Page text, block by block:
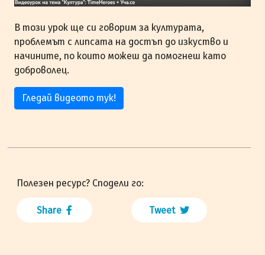
В този урок ще си говорим за културата,
проблемът с липсата на достъп до изкуство и
начините, по които можеш да помогнеш като
доброволец.
Гледай видеото тук!
Полезен ресурс? Сподели го:
Share Tweet